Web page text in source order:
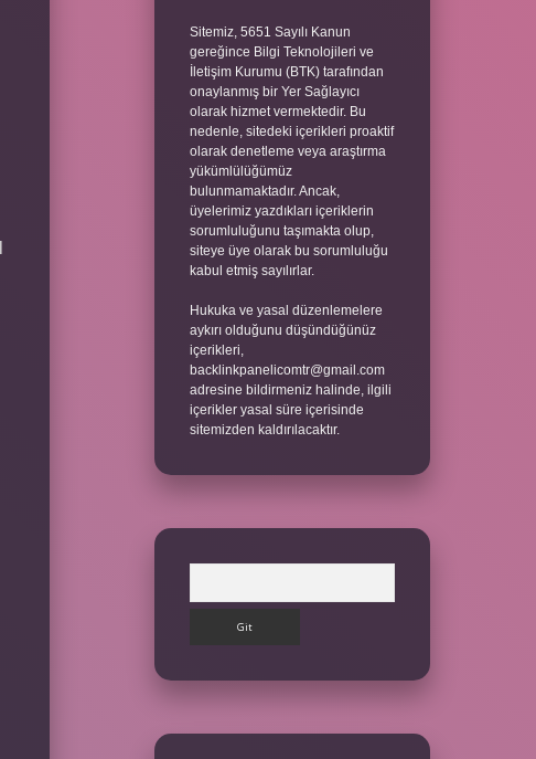
Sitemiz, 5651 Sayılı Kanun
gereğince Bilgi Teknolojileri ve
İletişim Kurumu (BTK) tarafından
onaylanmış bir Yer Sağlayıcı
olarak hizmet vermektedir. Bu
nedenle, sitedeki içerikleri proaktif
olarak denetleme veya araştırma
yükümlülüğümüz
bulunmamaktadır. Ancak,
üyelerimiz yazdıkları içeriklerin
sorumluluğunu taşımakta olup,
siteye üye olarak bu sorumluluğu
kabul etmiş sayılırlar.
Hukuka ve yasal düzenlemelere
aykırı olduğunu düşündüğünüz
içerikleri,
backlinkpanelicomtr@gmail.com
adresine bildirmeniz halinde, ilgili
içerikler yasal süre içerisinde
sitemizden kaldırılacaktır.